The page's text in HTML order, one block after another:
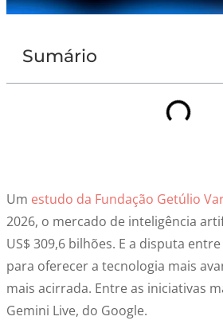
Sumário
Um estudo da Fundação Getúlio
2026, o mercado de inteligência
US$ 309,6 bilhões. E a disputa
para oferecer a tecnologia mais
mais acirrada. Entre as iniciativas
Gemini Live, do Google.